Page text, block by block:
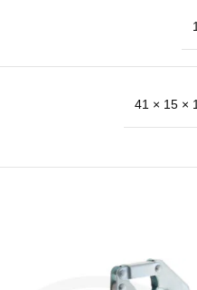
41 × 15 ×